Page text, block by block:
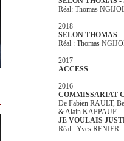
Réal: Thomas
2018
SELON THOMAS
Réal : Thomas
2017
ACCESS
2016
COMMISSARIAT
De Fabien RAULT,
& Alain KAPPAUF
JE VOULAIS
Réal : Yves RENIER